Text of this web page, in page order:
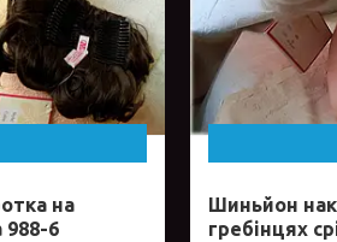
на
988-6
Шиньйон
гребінцях